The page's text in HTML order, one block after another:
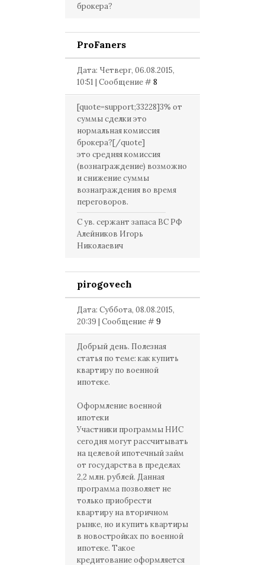
брокера?
ProFaners
Дата: Четверг, 06.08.2015,
10:51 | Сообщение #8
[quote=support;33228]3% от
суммы сделки это
нормальная комиссия
брокера?[/quote]
это средняя комиссия
(вознаграждение) возможно
и снижение суммы
вознаграждения во время
переговоров.
С ув. сержант запаса ВС РФ
Алейников Игорь
Николаевич
pirogovech
Дата: Суббота, 08.08.2015,
20:39 | Сообщение #9
Добрый день. Полезная
статья по теме: как купить
квартиру по военной
ипотеке.
Оформление военной
ипотеки
Участники программы НИС
сегодня могут рассчитывать
на целевой ипотечный займ
от государства в пределах
2,2 млн. рублей. Данная
программа позволяет не
только приобрести
квартиру на вторичном
рынке, но и купить квартиры
в новостройках по военной
ипотеке. Такое
кредитование оформляется